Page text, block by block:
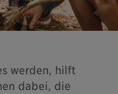
werden, hilft
dabei, die